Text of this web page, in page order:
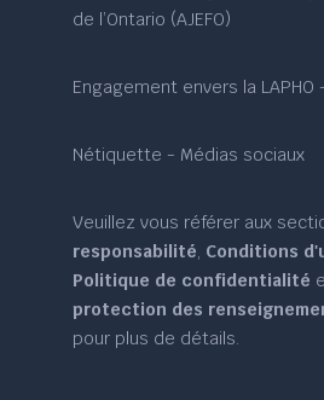
de l’Ontario (AJEFO)
Engagement envers la LAPHO
Nétiquette - Médias sociaux
Veuillez vous référer aux
responsabilité, Conditions
Politique de confidentialité
protection des
pour plus de détails.